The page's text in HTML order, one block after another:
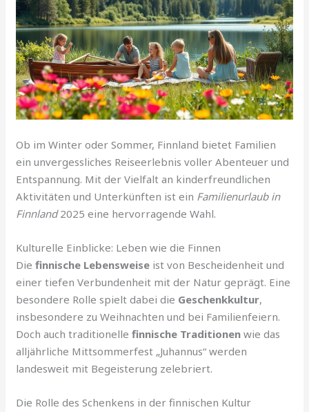
Ob im Winter oder Sommer, Finnland bietet Familien
ein unvergessliches Reiseerlebnis voller Abenteuer und
Entspannung. Mit der Vielfalt an kinderfreundlichen
Aktivitäten und Unterkünften ist ein Familienurlaub in
Finnland2025 eine hervorragende Wahl.
Kulturelle Einblicke: Leben wie die Finnen
Diefinnische Lebensweise ist von Bescheidenheit und
einer tiefen Verbundenheit mit der Natur geprägt. Eine
besondere Rolle spielt dabei die Geschenkkultur,
insbesondere zu Weihnachten und bei Familienfeiern.
Doch auch traditionellefinnische Traditionen wie das
alljährliche Mittsommerfest „Juhannus“ werden
landesweit mit Begeisterung zelebriert.
Die Rolle des Schenkens in der finnischen Kultur